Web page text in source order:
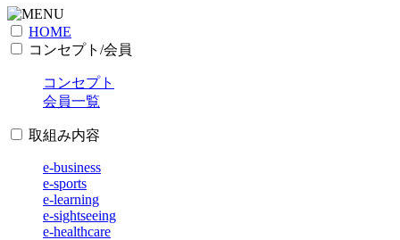
HOME
コンセプト/会員
コンセプト
会員一覧
取組み内容
e-business
e-sports
e-learning
e-sightseeing
e-healthcare